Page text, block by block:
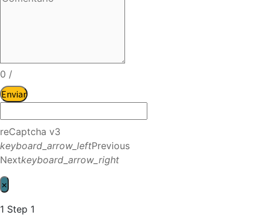
0 /
Enviar
reCaptcha v3
keyboard_arrow_leftPrevious
Nextkeyboard_arrow_right
×
1 Step 1